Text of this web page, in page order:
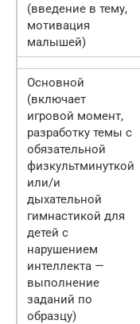
(введение в тему,
мотивация
малышей)
Основной
(включает
игровой момент,
разработку темы с
обязательной
физкультминуткой
или/и
дыхательной
гимнастикой для
детей с
нарушением
интеллекта —
выполнение
заданий по
образцу)